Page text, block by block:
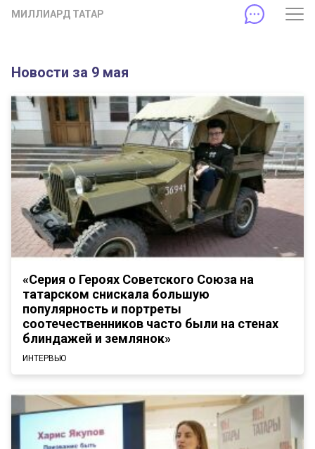
МИЛЛИАРД ТАТАР
Новости за 9 мая
«Серия о Героях Советского Союза на
татарском снискала большую
популярность и портреты
соотечественников часто были на стенах
блиндажей и землянок»
ИНТЕРВЬЮ